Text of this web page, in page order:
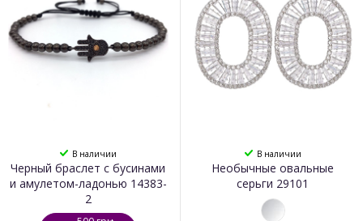
В наличии
Черный браслет с бусинами
и амулетом-ладонью 14383-
2
В наличии
Необычные овальные
серьги 29101